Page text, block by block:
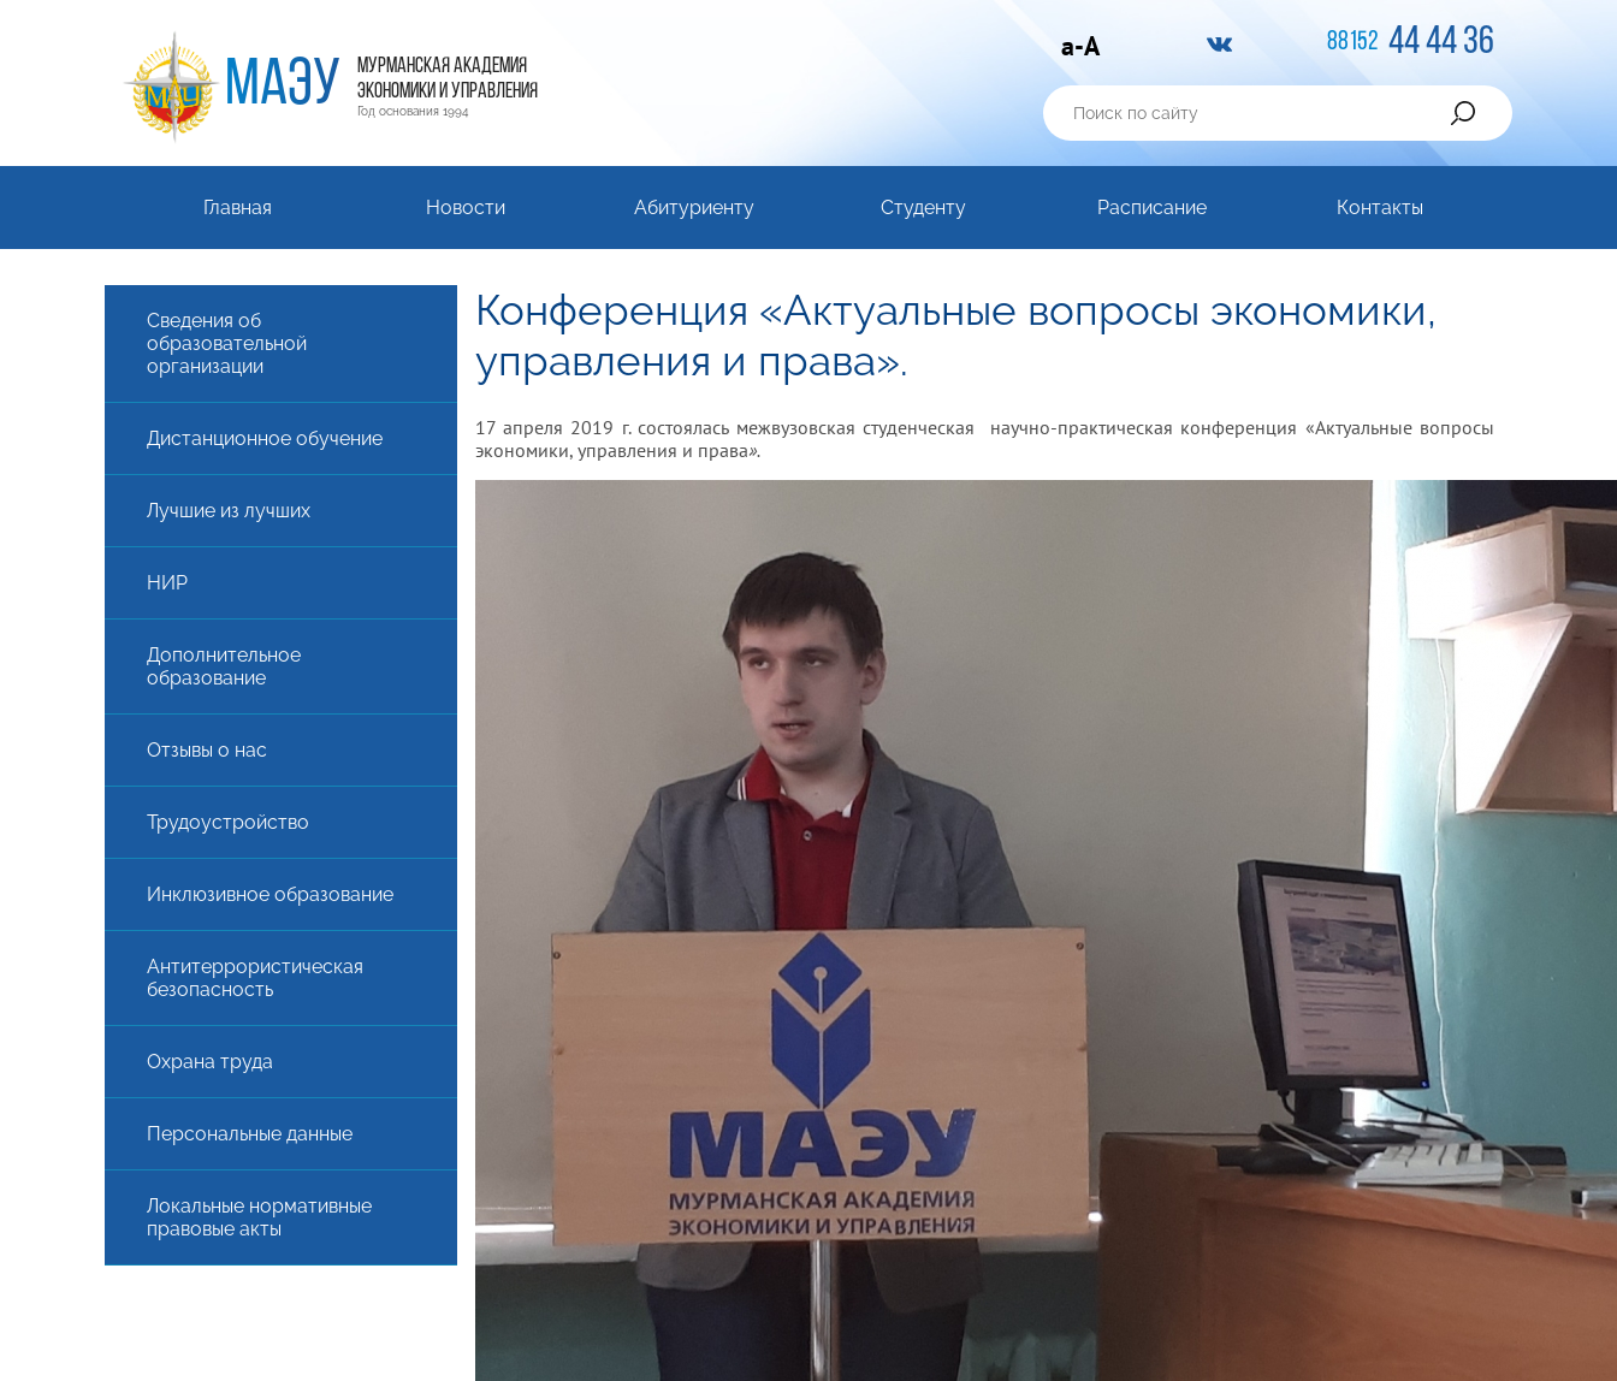
МАЭУ
МУРМАНСКАЯ АКАДЕМИЯ
ЭКОНОМИКИ И УПРАВЛЕНИЯ
Год основания 1994
a-A 88152 44 44 36
Главная Новости Абитуриенту Студенту Расписание Контакты
Сведения об
образовательной
организации
Дистанционное обучение
Лучшие из лучших
НИР
Дополнительное
образование
Отзывы о нас
Трудоустройство
Инклюзивное образование
Антитеррористическая
безопасность
Охрана труда
Персональные данные
Локальные нормативные
правовые акты
Конференция «Актуальные вопросы экономики,
управления и права».
17 апреля 2019 г. состоялась межвузовская студенческая научно-практическая конференция «Актуальные вопросы
экономики, управления и права».